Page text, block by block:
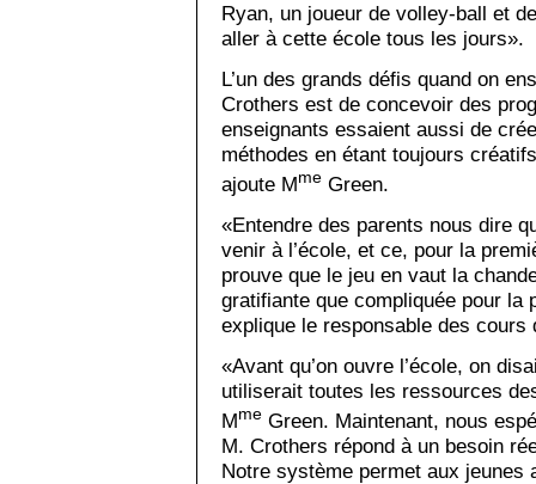
Ryan, un joueur de volley-ball et
aller à cette école tous les jours».
L’un des grands défis quand on
Crothers est de concevoir des
enseignants essaient aussi de
méthodes en étant toujours
ajoute Mme Green.
«Entendre des parents nous dire
venir à l’école, et ce, pour la
prouve que le jeu en vaut la
gratifiante que compliquée pour la
explique le responsable des cours
«Avant qu’on ouvre l’école, on
utiliserait toutes les ressources
Mme Green. Maintenant, nous
M. Crothers répond à un besoin
Notre système permet aux jeunes